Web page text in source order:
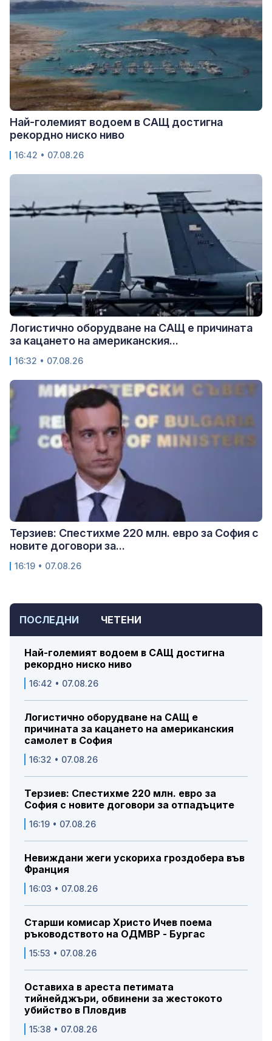
ПОСЛЕДНИ ЧЕТЕНИ
Най-големият водоем в САЩ достигна
рекордно ниско ниво
16:42 • 07.08.26
Логистично оборудване на САЩ е
причината за кацането на американския
самолет в София
16:32 • 07.08.26
Терзиев: Спестихме 220 млн. евро за
София с новите договори за отпадъците
16:19 • 07.08.26
Невиждани жеги ускориха гроздобера във
Франция
16:03 • 07.08.26
Старши комисар Христо Ичев поема
ръководството на ОДМВР - Бургас
15:53 • 07.08.26
Оставиха в ареста петимата
тийнейджъри, обвинени за жестокото
убийство в Пловдив
15:38 • 07.08.26
Най-големият водоем в САЩ достигна
рекордно ниско ниво
16:42 • 07.08.26
Логистично оборудване на САЩ е причината
за кацането на американския...
16:32 • 07.08.26
Терзиев: Спестихме 220 млн. евро за София с
новите договори за...
16:19 • 07.08.26